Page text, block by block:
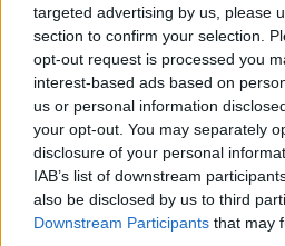
targeted advertising by us, please
section to confirm your selection.
opt-out request is processed you
interest-based ads based on
us or personal information
your opt-out. You may separately
disclosure of your personal
IAB’s list of downstream
also be disclosed by us to third
Downstream Participants that may